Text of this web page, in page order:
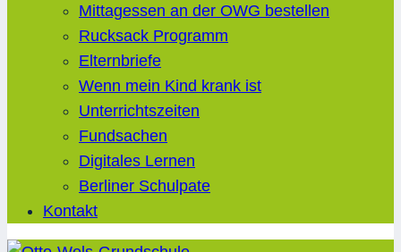
Mittagessen an der OWG bestellen
Rucksack Programm
Elternbriefe
Wenn mein Kind krank ist
Unterrichtszeiten
Fundsachen
Digitales Lernen
Berliner Schulpate
Kontakt